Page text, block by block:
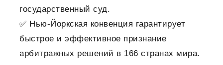
государственный суд.
✅ Нью-Йоркская конвенция гарантирует
быстрое и эффективное признание
арбитражных решений в 166 странах мира.